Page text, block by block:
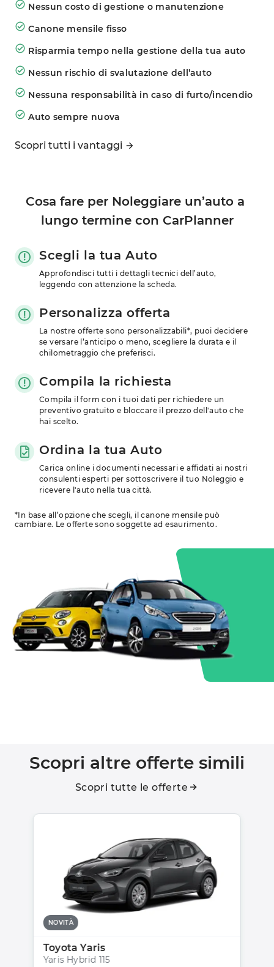
Nessun costo di gestione o manutenzione
Canone mensile fisso
Risparmia tempo nella gestione della tua auto
Nessun rischio di svalutazione dell’auto
Nessuna responsabilità in caso di furto/incendio
Auto sempre nuova
Scopri tutti i vantaggi
Cosa fare per Noleggiare un’auto a
lungo termine con CarPlanner
Scegli la tua Auto
Approfondisci tutti i dettagli tecnici dell’auto,
leggendo con attenzione la scheda.
Personalizza offerta
La nostre offerte sono personalizzabili*, puoi decidere
se versare l’anticipo o meno, scegliere la durata e il
chilometraggio che preferisci.
Compila la richiesta
Compila il form con i tuoi dati per richiedere un
preventivo gratuito e bloccare il prezzo dell'auto che
hai scelto.
Ordina la tua Auto
Carica online i documenti necessari e affidati ai nostri
consulenti esperti per sottoscrivere il tuo Noleggio e
ricevere l'auto nella tua città.
*In base all’opzione che scegli, il canone mensile può
cambiare. Le offerte sono soggette ad esaurimento.
Scopri altre offerte simili
Scopri tutte le offerte
NOVITÀ
Toyota Yaris
Yaris Hybrid 115